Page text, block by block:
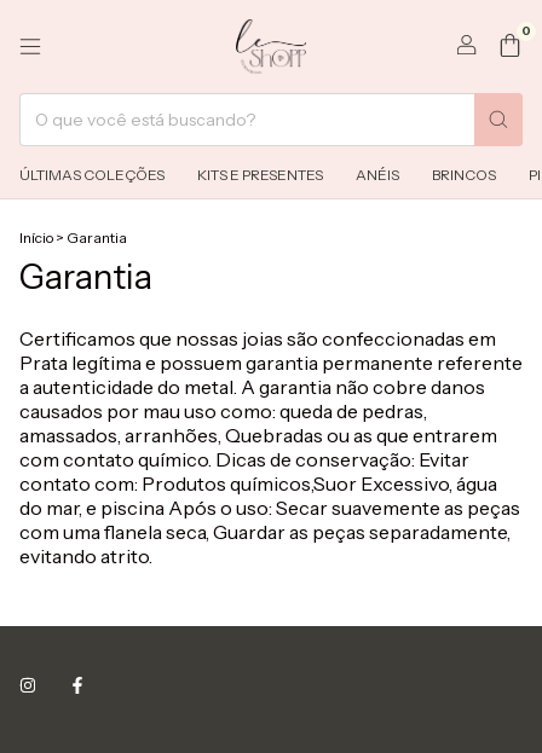
0
ÚLTIMAS COLEÇÕES KITS E PRESENTES ANÉIS BRINCOS
Início > Garantia
Garantia
Certificamos que nossas joias são confeccionadas em
Prata legítima e possuem garantia permanente referente
a autenticidade do metal. A garantia não cobre danos
causados por mau uso como: queda de pedras,
amassados, arranhões, Quebradas ou as que entrarem
com contato químico. Dicas de conservação: Evitar
contato com: Produtos químicos,Suor Excessivo, água
do mar, e piscina Após o uso: Secar suavemente as peças
com uma flanela seca, Guardar as peças separadamente,
evitando atrito.